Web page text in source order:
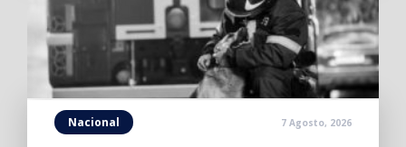
Nacional 7 Agosto, 2026